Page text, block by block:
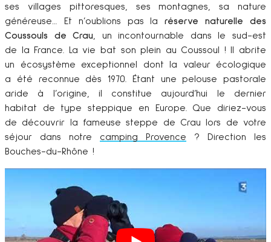
ses villages pittoresques, ses montagnes, sa nature
généreuse… Et n’oublions pas laréserve naturelle des
Coussouls de Crau , un incontournable dans le sud-est
de la France. La vie bat son plein au Coussoul ! Il abrite
un écosystème exceptionnel dont la valeur écologique
a été reconnue dès 1970. Étant une pelouse pastorale
aride à l’origine, il constitue aujourd’hui le dernier
habitat de type steppique en Europe. Que diriez-vous
de découvrir la fameuse steppe de Crau lors de votre
séjour dans notre camping Provence ? Direction les
Bouches-du-Rhône !